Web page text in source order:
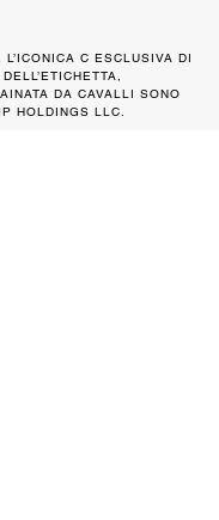
C ESCLUSIVA DI
DA CAVALLI SONO
HOLDINGS LLC.